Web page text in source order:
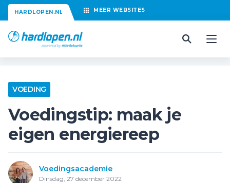
HARDLOPEN.NL MEER WEBSITES
VOEDING
Voedingstip: maak je
eigen energiereep
Voedingsacademie
Dinsdag, 27 december 2022